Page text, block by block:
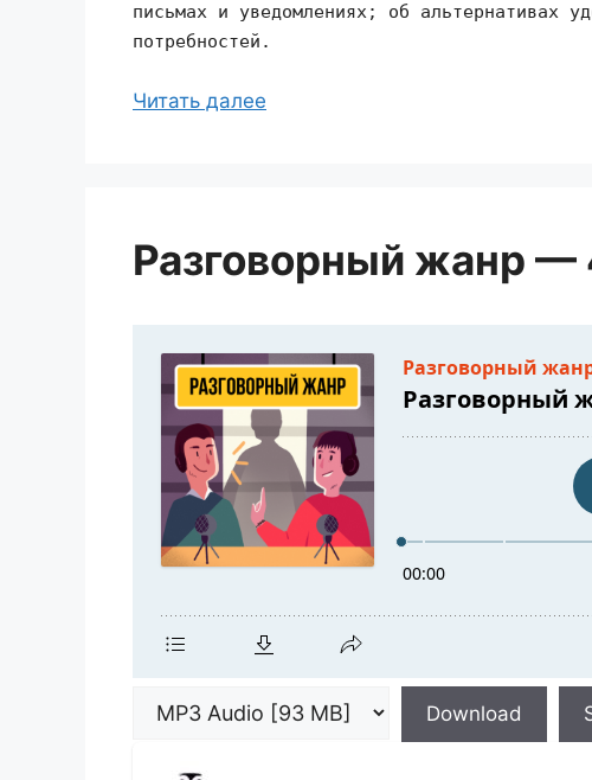
письмах и уведомлениях; об альтернативах
потребностей.
Читать далее
Разговорный жанр —
Download